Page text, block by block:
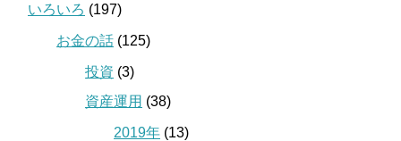
いろいろ (197)
お金の話 (125)
投資 (3)
資産運用 (38)
2019年 (13)